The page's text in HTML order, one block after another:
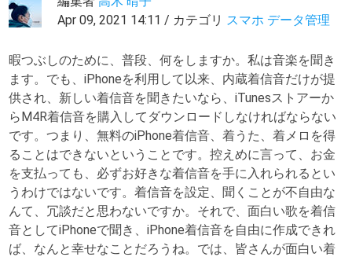
Apr 09, 2021 14:11 / カテゴリ スマホ データ管理
暇つぶしのために、普段、何をしますか。私は音楽を聞き
ます。でも、iPhoneを利用して以来、内蔵着信音だけが提
供され、新しい着信音を聞きたいなら、iTunesストアーか
らM4R着信音を購入してダウンロードしなければならない
です。つまり、無料のiPhone着信音、着うた、着メロを得
ることはできないということです。控えめに言って、お金
を支払っても、必ずお好きな着信音を手に入れられるとい
うわけではないです。着信音を設定、聞くことが不自由な
んて、冗談だと思わないですか。それで、面白い歌を着信
音としてiPhoneで聞き、iPhone着信音を自由に作成できれ
ば、なんと幸せなことだろうね。では、皆さんが面白い着